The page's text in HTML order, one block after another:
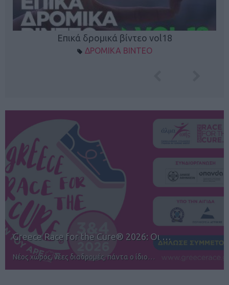
Επικά δρομικά βίντεο vol18
ΔΡΟΜΙΚΑ ΒΙΝΤΕΟ
12ος TUI Rhodes Marathon: Άνοιγμα ε…
Αγώνες για όλους στην Ρόδο